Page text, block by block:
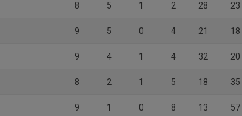
8 5 1 2 28 23
9 5 0 4 21 18
9 4 1 4 32 20
8 2 1 5 18 35
9 1 0 8 13 57